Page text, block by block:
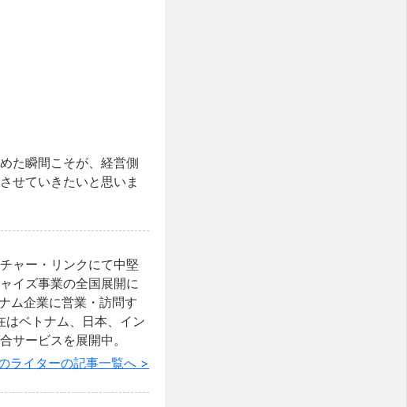
た瞬間こそが、経営側
せていきたいと思いま
ャー・リンクにて中堅
イズ事業の全国展開に
ム企業に営業・訪問す
ベトナム、日本、イン
サービスを展開中。
ライターの記事一覧へ >